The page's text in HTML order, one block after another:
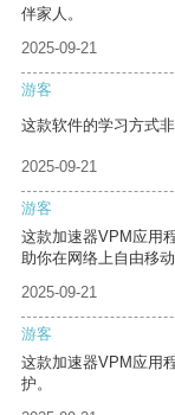
伴家人。
2025-09-21
游客
这款软件的学习方式
2025-09-21
游客
这款加速器VPM应用
助你在网络上自由移动
2025-09-21
游客
这款加速器VPM应用
护。